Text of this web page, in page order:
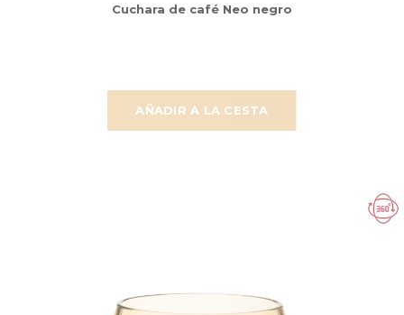
AÑADIR A LA CESTA
Cuchara de café Neo negro